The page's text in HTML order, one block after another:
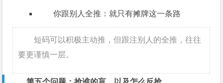
你跟别人全推：就只有摊牌这一条路
短码可以积极主动推，但跟注别人的全推，往往
要更谨慎一层。